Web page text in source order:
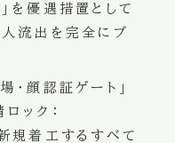
を優遇措置として
流出を完全にブ
・顔認証ゲート」
ック：
規着工するすべて